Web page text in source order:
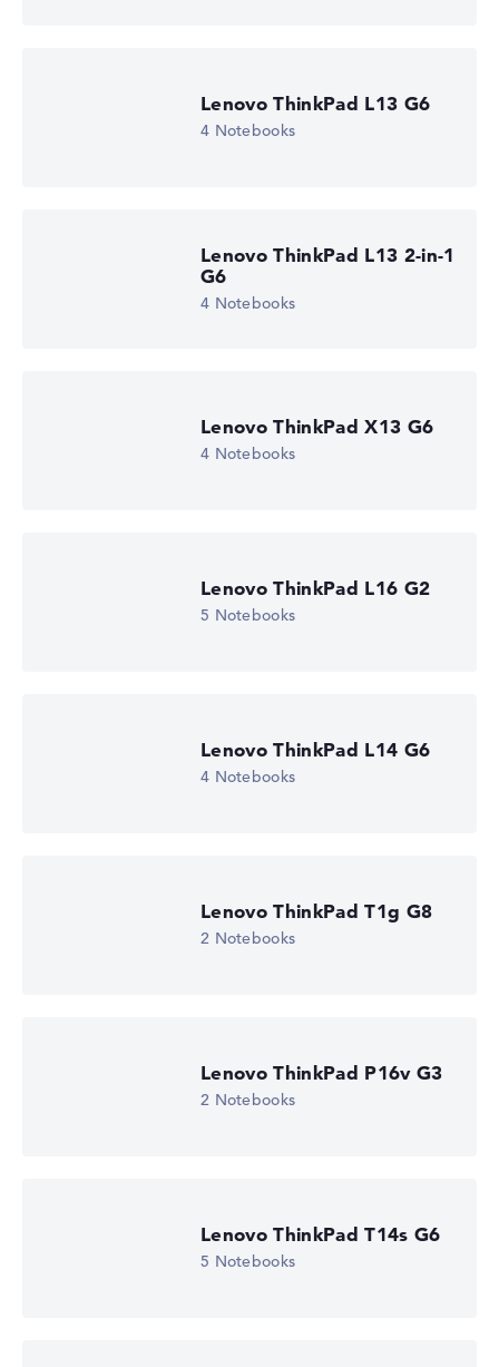
Lenovo ThinkPad L13 G6
4 Notebooks
Lenovo ThinkPad L13 2-in-1
G6
4 Notebooks
Lenovo ThinkPad X13 G6
4 Notebooks
Lenovo ThinkPad L16 G2
5 Notebooks
Lenovo ThinkPad L14 G6
4 Notebooks
Lenovo ThinkPad T1g G8
2 Notebooks
Lenovo ThinkPad P16v G3
2 Notebooks
Lenovo ThinkPad T14s G6
5 Notebooks